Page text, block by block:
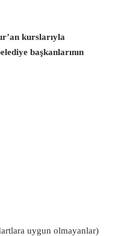
kurslarıyla
başkanlarının
uygun olmayanlar)